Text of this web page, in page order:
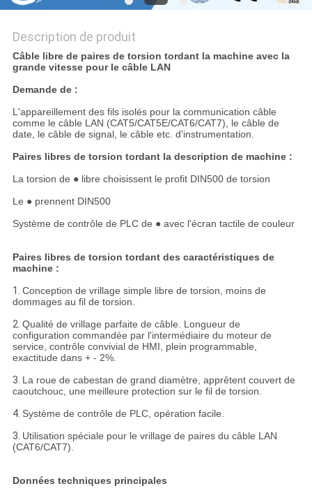
Description de produit
Câble libre de paires de torsion tordant la machine avec la
grande vitesse pour le câble LAN
Demande de :
L'appareillement des fils isolés pour la communication câble
comme le câble LAN (CAT5/CAT5E/CAT6/CAT7), le câble de
date, le câble de signal, le câble etc. d'instrumentation.
Paires libres de torsion tordant la description de machine :
La torsion de ● libre choisissent le profit DIN500 de torsion
Le ● prennent DIN500
Système de contrôle de PLC de ● avec l'écran tactile de couleur
Paires libres de torsion tordant des caractéristiques de
machine :
1. Conception de vrillage simple libre de torsion, moins de
dommages au fil de torsion.
2. Qualité de vrillage parfaite de câble. Longueur de
configuration commandée par l'intermédiaire du moteur de
service, contrôle convivial de HMI, plein programmable,
exactitude dans + ‐ 2%.
3. La roue de cabestan de grand diamètre, apprêtent couvert de
caoutchouc, une meilleure protection sur le fil de torsion.
4. Système de contrôle de PLC, opération facile.
3. Utilisation spéciale pour le vrillage de paires du câble LAN
(CAT6/CAT7).
Données techniques principales